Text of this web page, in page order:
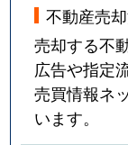
不動産売
売却する不
広告や指定
売買情報ネ
います。